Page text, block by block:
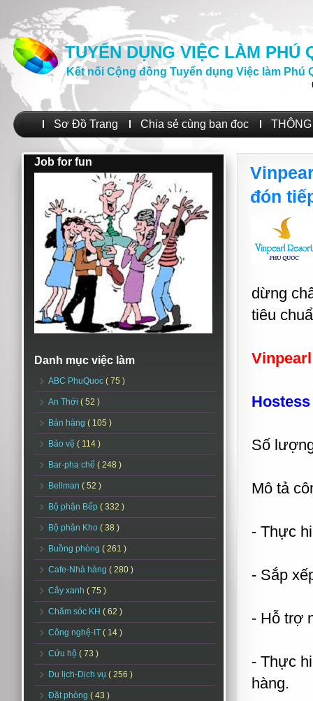
TUYỂN DỤNG VIỆC LÀM PHÚ
Kết nối Cộng đồng Tuyển dụng Việc làm Phú
Sơ Đồ Trang Chia sẻ cùng bạn đọc
Job for fun
Danh mục việc làm
ABC PhuQuoc ( 75 )
An Thới ( 52 )
Bán hàng ( 105 )
Bảo vệ ( 114 )
Bar-pha chế ( 248 )
Bellman ( 52 )
Bộ phận Bếp ( 332 )
Bộ phận Kho ( 38 )
Buồng phòng ( 261 )
Cafe-Nhà hàng ( 280 )
Cây xanh ( 75 )
Chăm sóc KH ( 62 )
Công nghệ-IT ( 14 )
Cứu hộ ( 73 )
Du lịch-Dịch vụ ( 256 )
Đặt phòng ( 43 )
đón
dừng
tiêu
Số
Mô tả
- Thực
- Sắp
- Hỗ trợ
- Thực
hàng.